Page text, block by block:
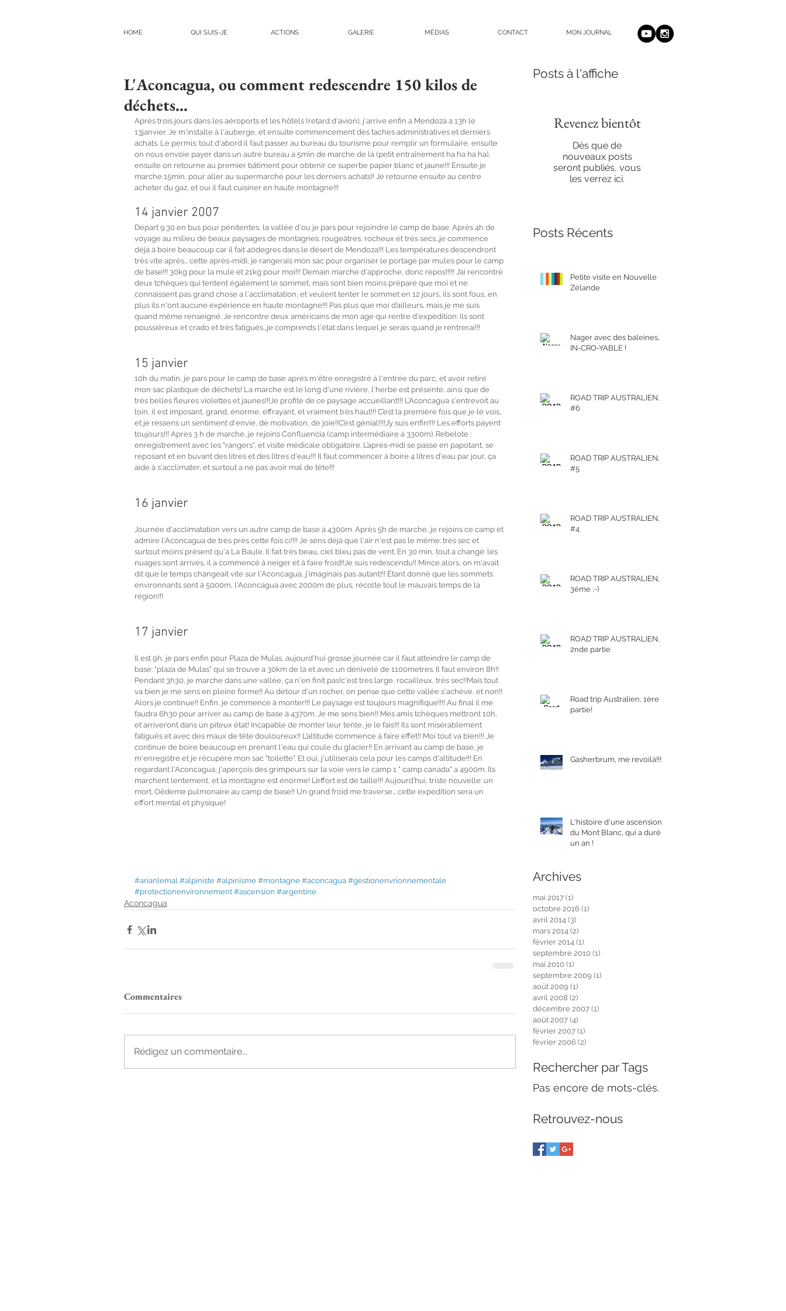
HOME QUI SUIS-JE ACTIONS GALERIE MÉDIAS CONTACT MON JOURNAL
L'Aconcagua, ou comment redescendre 150 kilos de
déchets...
Après trois jours dans les aéroports et les hôtels (retard d'avion), j'arrive enfin a Mendoza a 13h le
13janvier. Je m'installe à l'auberge, et ensuite commencement des taches administratives et derniers
achats. Le permis: tout d'abord il faut passer au bureau du tourisme pour remplir un formulaire, ensuite
on nous envoie payer dans un autre bureau a 5min de marche de là (petit entraînement ha ha ha ha),
ensuite on retourne au premier bâtiment pour obtenir ce superbe papier blanc et jaune!!! Ensuite je
marche 15min, pour aller au supermarché pour les derniers achats!! Je retourne ensuite au centre
acheter du gaz, et oui il faut cuisiner en haute montagne!!!
14 janvier 2007
Départ 9.30 en bus pour pénitentes, la vallée d'ou je pars pour rejoindre le camp de base. Après 4h de
voyage au milieu de beaux paysages de montagnes: rougeâtres, rocheux et très secs...je commence
déjà à boire beaucoup car il fait 40degres dans le désert de Mendoza!!! Les températures descendront
très vite après... cette après-midi, je rangerais mon sac pour organiser le portage par mules pour le camp
de base!!! 30kg pour la mule et 21kg pour moi!!! Demain marche d'approche, donc repos!!!!! J’ai rencontré
deux tchèques qui tentent également le sommet, mais sont bien moins préparé que moi et ne
connaissent pas grand chose a l'acclimatation, et veulent tenter le sommet en 12 jours, ils sont fous, en
plus ils n'ont aucune expérience en haute montagne!!! Pas plus que moi d’ailleurs, mais je me suis
quand même renseigné. Je rencontre deux américains de mon age qui rentre d'expédition: ils sont
poussiéreux et crado et très fatigués...je comprends l'état dans lequel je serais quand je rentrerai!!!
15 janvier
10h du matin, je pars pour le camp de base après m'être enregistré à l'entrée du parc, et avoir retiré
mon sac plastique de déchets! La marche est le long d'une rivière, l'herbe est présente, ainsi que de
très belles fleures violettes et jaunes!!!Je profite de ce paysage accueillant!!! L’Aconcagua s'entrevoit au
loin, il est imposant, grand, énorme, effrayant, et vraiment très haut!!! C’est la première fois que je le vois,
et je ressens un sentiment d'envie, de motivation, de joie!!C’est génial!!!!J’y suis enfin!!!! Les efforts payent
toujours!!! Après 3 h de marche, je rejoins Confluencia (camp intermédiaire à 3300m). Rebelote :
enregistrement avec les "rangers", et visite médicale obligatoire. L’après-midi se passe en papotant, se
reposant et en buvant des litres et des litres d'eau!!! Il faut commencer à boire 4 litres d'eau par jour, ça
aide à s'acclimater, et surtout a ne pas avoir mal de tête!!!
16 janvier
Journée d'acclimatation vers un autre camp de base à 4300m. Après 5h de marche, je rejoins ce camp et
admire l'Aconcagua de très près cette fois ci!!!! Je sens déjà que l'air n'est pas le même: très sec et
surtout moins présent qu'a La Baule. Il fait très beau, ciel bleu pas de vent. En 30 min, tout a changé: les
nuages sont arrivés, il a commencé à neiger et à faire froid!!Je suis redescendu!! Mince alors, on m'avait
dit que le temps changeait vite sur l'Aconcagua, j'imaginais pas autant!!! Étant donné que les sommets
environnants sont à 5000m, l'Aconcagua avec 2000m de plus, récolte tout le mauvais temps de la
région!!!
17 janvier
Il est 9h, je pars enfin pour Plaza de Mulas, aujourd'hui grosse journée car il faut atteindre le camp de
base: "plaza de Mulas" qui se trouve a 30km de là et avec un dénivelé de 1100metres. Il faut environ 8h!!
Pendant 3h30, je marche dans une vallée, ça n'en finit pas!c'est très large, rocailleux, très sec!!Mais tout
va bien je me sens en pleine forme!! Au détour d'un rocher, on pense que cette vallée s'achève, et non!!
Alors je continue!! Enfin, je commence à monter!!! Le paysage est toujours magnifique!!!! Au final il me
faudra 6h30 pour arriver au camp de base à 4370m. Je me sens bien!! Mes amis tchèques mettront 10h,
et arriveront dans un piteux état! Incapable de monter leur tente, je le fais!!! Ils sont misérablement
fatigués et avec des maux de tête douloureux!! L’altitude commence à faire effet!! Moi tout va bien!!! Je
continue de boire beaucoup en prenant l'eau qui coule du glacier!! En arrivant au camp de base, je
m'enregistre et je récupère mon sac "toilette". Et oui, j'utiliserais cela pour les camps d'altitude!!! En
regardant l'Aconcagua, j'aperçois des grimpeurs sur la voie vers le camp 1 " camp canada" a 4900m. Ils
marchent lentement, et la montagne est énorme! L’effort est de taille!!! Aujourd’hui, triste nouvelle: un
mort. Oëdeme pulmonaire au camp de base!! Un grand froid me traverse... cette expédition sera un
effort mental et physique!
#arianlemal #alpiniste #alpinisme #montagne #aconcagua #gestionenvrionnementale
#protectionenvironnement #ascension #argentine
Aconcagua
Commentaires
Rédigez un commentaire...
Posts à l'affiche
Revenez bientôt
Dès que de
nouveaux posts
seront publiés, vous
les verrez ici.
Posts Récents
Petite visite en Nouvelle
Zélande
Nager avec des baleines,
IN-CRO-YABLE !
ROAD TRIP AUSTRALIEN,
#6
ROAD TRIP AUSTRALIEN,
#5
ROAD TRIP AUSTRALIEN,
#4
ROAD TRIP AUSTRALIEN,
3ème ;-)
ROAD TRIP AUSTRALIEN,
2nde partie
Road trip Australien, 1ère
partie!
Gasherbrum, me revoilà!!!
L'histoire d'une ascension
du Mont Blanc, qui a duré
un an !
Archives
mai 2017 (1)
octobre 2016 (1)
avril 2014 (3)
mars 2014 (2)
février 2014 (1)
septembre 2010 (1)
mai 2010 (1)
septembre 2009 (1)
août 2009 (1)
avril 2008 (2)
décembre 2007 (1)
août 2007 (4)
février 2007 (1)
février 2006 (2)
Rechercher par Tags
Pas encore de mots-clés.
Retrouvez-nous